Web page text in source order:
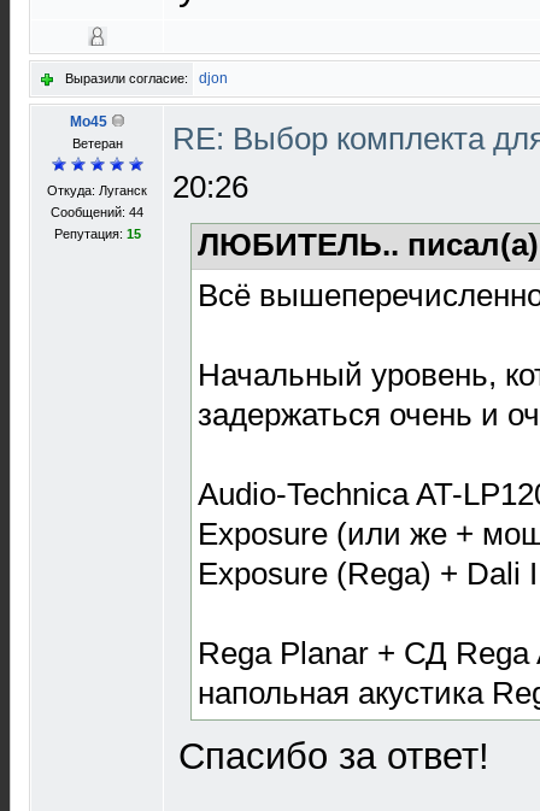
Выразили согласие: djon
Mo45
Ветеран
Откуда: Луганск
Сообщений: 44
Репутация: 15
RE: Выбор комплекта
20:26
ЛЮБИТЕЛЬ..
Всё
Начальный уровень,
задержаться очень и
Audio-Technica AT-
Exposure (или же +
Exposure (Rega) + Dali
Rega Planar + СД Rega
напольная акустика
Спасибо за ответ!